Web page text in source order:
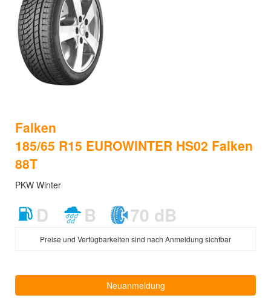
Falken
185/65 R15 EUROWINTER HS02 Falken
88T
PKW Winter
D B 70 dB
Preise und Verfügbarkeiten sind nach Anmeldung sichtbar
Neuanmeldung